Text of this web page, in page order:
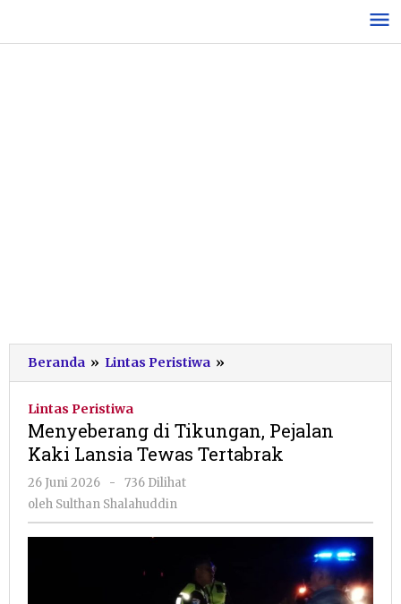
konten
Beranda » Lintas Peristiwa »
di
Kaki
Lansia
Lintas Peristiwa
Menyeberang di Tikungan, Pejalan
Kaki Lansia Tewas Tertabrak
26 Juni 2026
oleh
Sulthan
-
736 Dilihat
oleh Sulthan Shalahuddin